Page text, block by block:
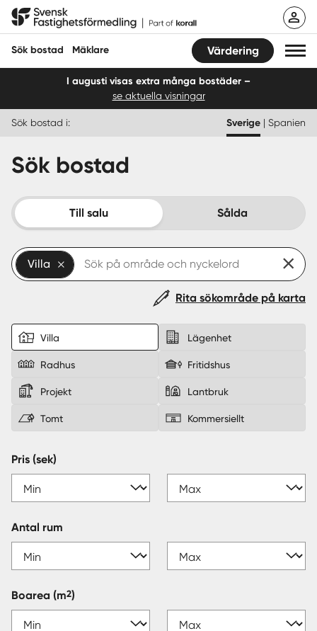
Hoppa
Svensk Fastighetsförmedling
Sök bostad Mäklare Värdering
Sälja
Köpa
Start
Sverige|Spanien
I augusti visas extra många bostäder –
se aktuella visningar
Sök bostad i: Sverige | Spanien
Sök bostad
Till salu Sålda
Villa
Rita sökområde på karta
Villa Lägenhet
Radhus Fritidshus
Projekt Lantbruk
Tomt Kommersiellt
Pris (sek)
Antal rum
Boarea (m2)